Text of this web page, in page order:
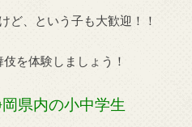
ど、という子も大歓迎！！
を体験しましょう！
内の小中学生